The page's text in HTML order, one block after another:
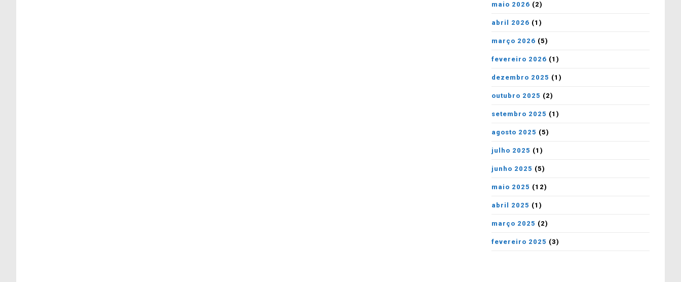
maio 2026 (2)
abril 2026 (1)
março 2026 (5)
fevereiro 2026 (1)
dezembro 2025 (1)
outubro 2025 (2)
setembro 2025 (1)
agosto 2025 (5)
julho 2025 (1)
junho 2025 (5)
maio 2025 (12)
abril 2025 (1)
março 2025 (2)
fevereiro 2025 (3)